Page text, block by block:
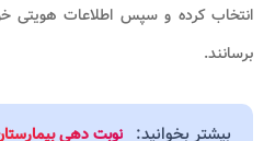
انتخاب کرده و سپس اطلاعات هویتی
برسانند.
بیشتر بخوانید: نوبت دهی